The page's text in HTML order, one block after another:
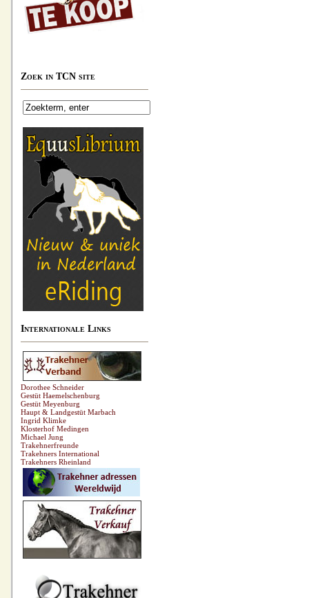
Zoek in TCN site
Internationale Links
Dorothee Schneider
Gestüt Haemelschenburg
Gestüt Meyenburg
Haupt & Landgestüt Marbach
Ingrid Klimke
Klosterhof Medingen
Michael Jung
Trakehnerfreunde
Trakehners International
Trakehners Rheinland